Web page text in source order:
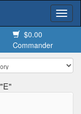
$0.00
Commander